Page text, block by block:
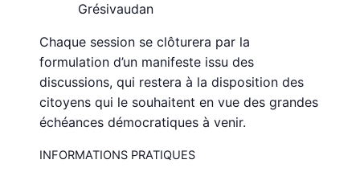
Grésivaudan
Chaque session se clôturera par la
formulation d’un manifeste issu des
discussions, qui restera à la disposition des
citoyens qui le souhaitent en vue des grandes
échéances démocratiques à venir.
INFORMATIONS PRATIQUES